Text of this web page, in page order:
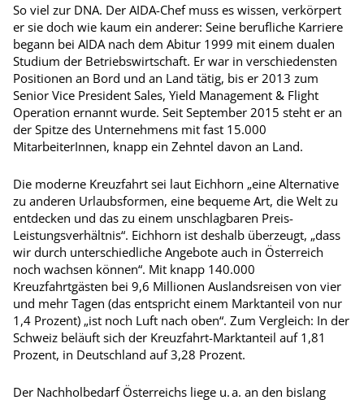
So viel zur DNA. Der AIDA-Chef muss es wissen, verkörpert
er sie doch wie kaum ein anderer: Seine berufliche Karriere
begann bei AIDA nach dem Abitur 1999 mit einem dualen
Studium der Betriebswirtschaft. Er war in verschiedensten
Positionen an Bord und an Land tätig, bis er 2013 zum
Senior Vice President Sales, Yield Management & Flight
Operation ernannt wurde. Seit September 2015 steht er an
der Spitze des Unternehmens mit fast 15.000
MitarbeiterInnen, knapp ein Zehntel davon an Land.
Die moderne Kreuzfahrt sei laut Eichhorn „eine Alternative
zu anderen Urlaubsformen, eine bequeme Art, die Welt zu
entdecken und das zu einem unschlagbaren Preis-
Leistungsverhältnis“. Eichhorn ist deshalb überzeugt, „dass
wir durch unterschiedliche Angebote auch in Österreich
noch wachsen können“. Mit knapp 140.000
Kreuzfahrtgästen bei 9,6 Millionen Auslandsreisen von vier
und mehr Tagen (das entspricht einem Marktanteil von nur
1,4 Prozent) „ist noch Luft nach oben“. Zum Vergleich: In der
Schweiz beläuft sich der Kreuzfahrt-Marktanteil auf 1,81
Prozent, in Deutschland auf 3,28 Prozent.
Der Nachholbedarf Österreichs liege u. a. an den bislang